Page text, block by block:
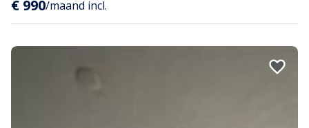
€ 990/maand incl.